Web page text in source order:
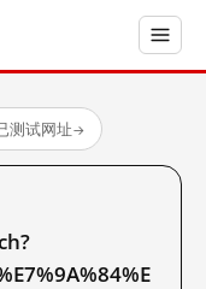
测试网址→